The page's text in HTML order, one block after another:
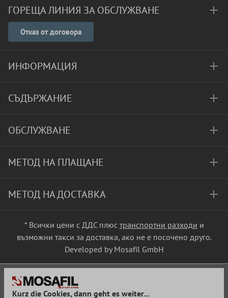
ГОРЕЩА ЛИНИЯ ЗА ОБСЛУЖВАНЕ
Отказ от договора
ИНФОРМАЦИЯ
СЪДЪРЖАНИЕ
ОБСЛУЖВАНЕ
МЕТОД НА ПЛАЩАНЕ
МЕТОД НА ДОСТАВКА
* Всички цени с ДДС плюс транспортни разходи и
възможни такси за доставка, ако не е посочено друго.
Developed by Mosafil GmbH
Kurz die Cookies, dann geht es weiter...